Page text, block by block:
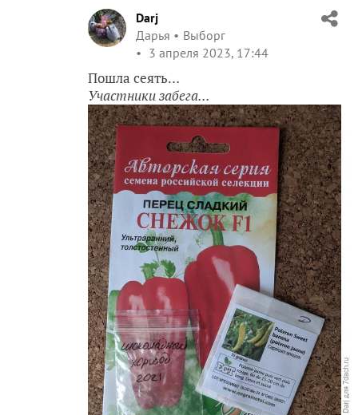
Darj
Дарья
Выборг
3 апреля 2023, 17:44
Пошла сеять…
Участники забега...